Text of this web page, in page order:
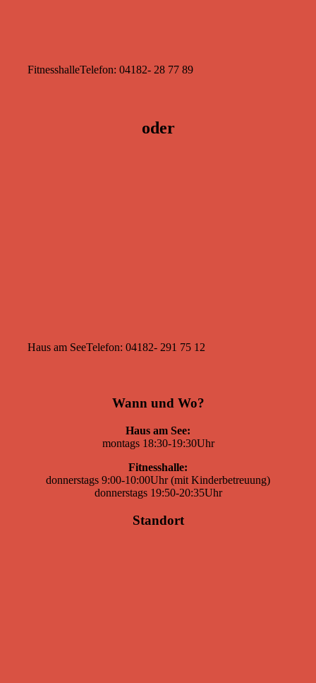
FitnesshalleTelefon: 04182- 28 77 89
oder
Haus am SeeTelefon: 04182- 291 75 12
Wann und Wo?
Haus am See:
montags 18:30-19:30Uhr
Fitnesshalle:
donnerstags 9:00-10:00Uhr (mit Kinderbetreuung)
donnerstags 19:50-20:35Uhr
Standort